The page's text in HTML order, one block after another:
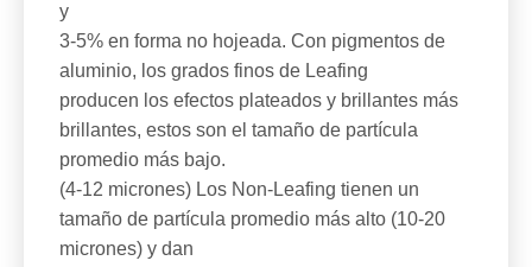
y
3-5% en forma no hojeada. Con pigmentos de
aluminio, los grados finos de Leafing
producen los efectos plateados y brillantes más
brillantes, estos son el tamaño de partícula
promedio más bajo.
(4-12 micrones) Los Non-Leafing tienen un
tamaño de partícula promedio más alto (10-20
micrones) y dan